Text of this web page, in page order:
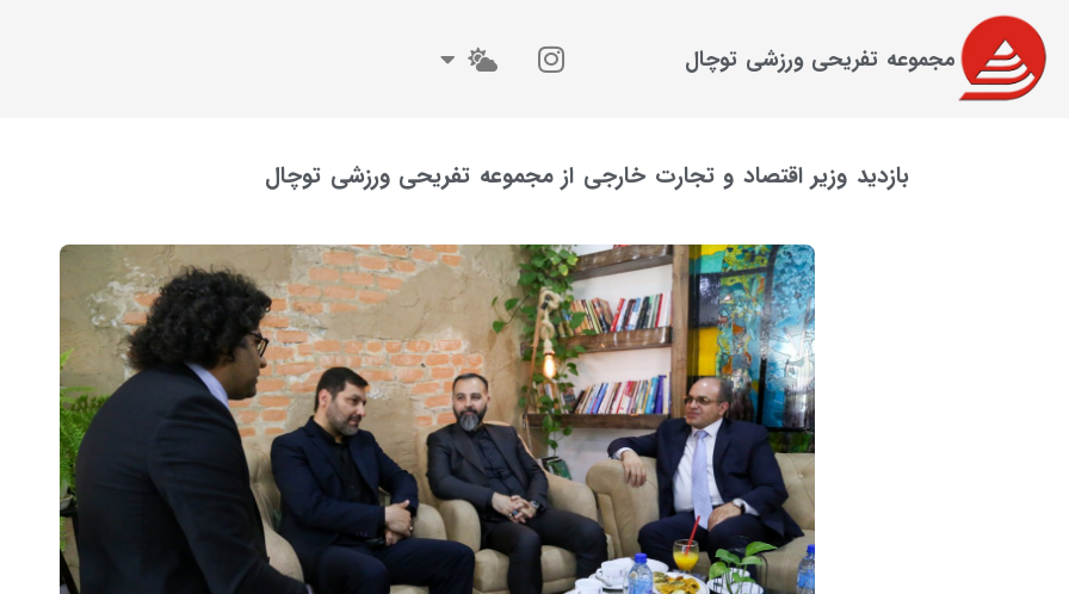
مجموعه تفریحی ورزشی توچال
بازدید وزیر اقتصاد و تجارت خارجی از مجموعه تفریحی ورزشی توچال